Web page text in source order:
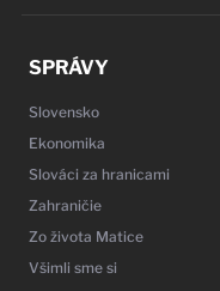
SPRÁVY
Slovensko
Ekonomika
Slováci za hranicami
Zahraničie
Zo života Matice
Všimli sme si